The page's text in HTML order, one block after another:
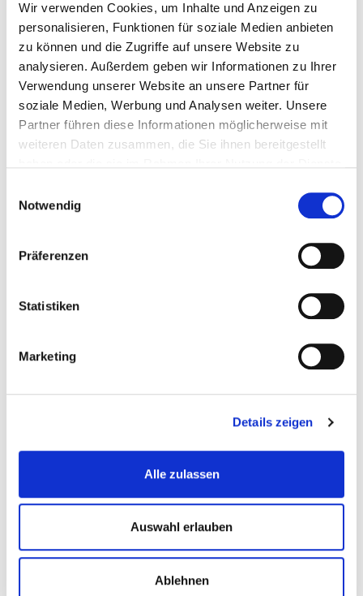
Wir verwenden Cookies, um Inhalte und Anzeigen zu
personalisieren, Funktionen für soziale Medien anbieten
zu können und die Zugriffe auf unsere Website zu
analysieren. Außerdem geben wir Informationen zu Ihrer
Verwendung unserer Website an unsere Partner für
soziale Medien, Werbung und Analysen weiter. Unsere
Partner führen diese Informationen möglicherweise mit
weiteren Daten zusammen, die Sie ihnen bereitgestellt
Notwendig
Präferenzen
Statistiken
Marketing
Details zeigen
Alle zulassen
Auswahl erlauben
Ablehnen
Sandstrahlkabinen-Zubehor
€ 11,95
Gewicht: 0.478 kg
Inkl. MwSt. zzgl.Versandkosten
Auf Lager
Wunschliste
Glasfenster - Glasscheibe für Kabine PP-T 0154
Inkl. MwSt. zzgl.Versandkosten